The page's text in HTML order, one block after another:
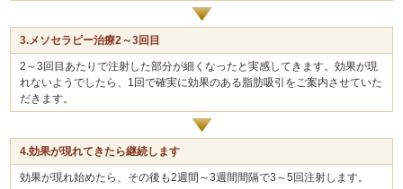
3.メソセラピー治療2～3回目
2～3回目あたりで注射した部分が細くなったと実感してきます。効果が現
れないようでしたら、1回で確実に効果のある脂肪吸引をご案内させていた
だきます。
4.効果が現れてきたら継続します
効果が現れ始めたら、その後も2週間～3週間間隔で3～5回注射します。